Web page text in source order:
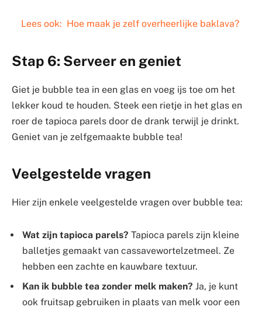
Lees ook: Hoe maak je zelf overheerlijke baklava?
Stap 6: Serveer en geniet
Giet je bubble tea in een glas en voeg ijs toe om het
lekker koud te houden. Steek een rietje in het glas en
roer de tapioca parels door de drank terwijl je drinkt.
Geniet van je zelfgemaakte bubble tea!
Veelgestelde vragen
Hier zijn enkele veelgestelde vragen over bubble tea:
Wat zijn tapioca parels? Tapioca parels zijn kleine
balletjes gemaakt van cassavewortelzetmeel. Ze
hebben een zachte en kauwbare textuur.
Kan ik bubble tea zonder melk maken? Ja, je kunt
ook fruitsap gebruiken in plaats van melk voor een